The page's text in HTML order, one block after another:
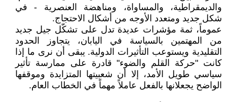
والديمقراطية، والمساواة، ومناهضة العنصرية - في
شكل جديد ومتعدد الأوجه من أشكال الاحتجاج.
عموماً، ثمة مؤشرات عديدة تدل على تشكّل جيل جديد
من المهتمين بالسياسة في اليابان، يتجاوز الحدود
التقليدية ويستوعب التأثيرات الدولية. يبقى أن نرى ما إذا
كانت "حركة القلم والضوء" قادرة على ممارسة تأثير
سياسي طويل الأمد، إلا أن شعبيتها المتزايدة وموقفها
الواضح يجعلانها بالفعل عاملاً مهماً في الخطاب العام.